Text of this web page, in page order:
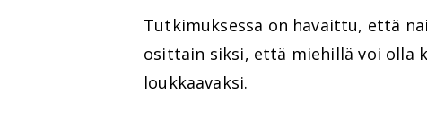
Tutkimuksessa on havaittu, että
osittain siksi, että miehillä voi olla
loukkaavaksi.